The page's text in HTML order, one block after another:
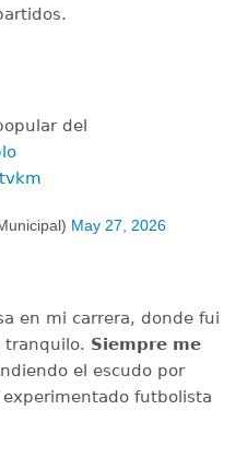
del
May 27, 2026
en mi carrera, donde fui
tranquilo. Siempre me
el escudo por
futbolista